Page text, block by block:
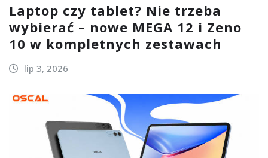
Laptop czy tablet? Nie trzeba
wybierać – nowe MEGA 12 i Zeno
10 w kompletnych zestawach
lip 3, 2026